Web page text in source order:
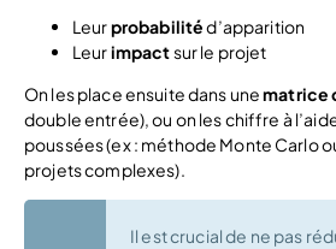
Leurprobabilitéd’apparition
Leurimpactsur le projet
On les place ensuite dans unematrice
double entrée), ou on les chiffre à
poussées (ex : méthode Monte Carlo
projets complexes).
Il est crucial de ne pas